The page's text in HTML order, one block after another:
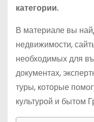
категории.
В материале вы
недвижимости,
необходимых для
документах,
туры, которые
культурой и бытом